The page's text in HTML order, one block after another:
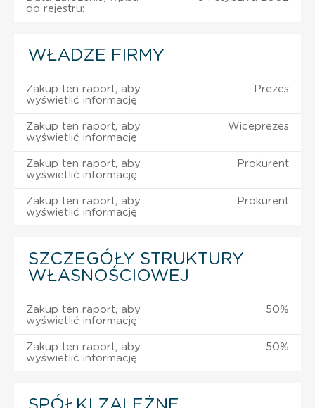
do rejestru:
WŁADZE FIRMY
Zakup ten raport, aby
wyświetlić informację
Prezes
Zakup ten raport, aby
wyświetlić informację
Wiceprezes
Zakup ten raport, aby
wyświetlić informację
Prokurent
Zakup ten raport, aby
wyświetlić informację
Prokurent
SZCZEGÓŁY STRUKTURY
WŁASNOŚCIOWEJ
Zakup ten raport, aby
wyświetlić informację
50%
Zakup ten raport, aby
wyświetlić informację
50%